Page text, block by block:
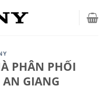
PHÂN PHỐI
GIANG